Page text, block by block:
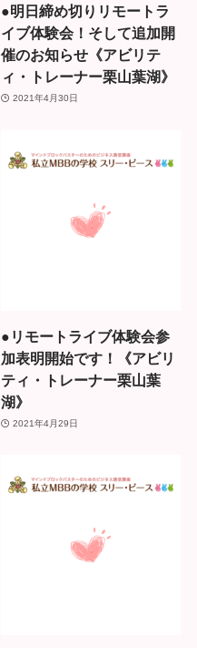
●明日締め切りリモートラ
イブ体験会！そして追加開
催のお知らせ《アビリテ
ィ・トレーナー栗山葉湖》
2021年4月30日
●リモートライブ体験会参
加表明開始です！《アビリ
ティ・トレーナー栗山葉
湖》
2021年4月29日